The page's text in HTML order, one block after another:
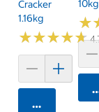
Cracker
1.16kg
★★★★★
★★★★★
카트에 담기
★
★